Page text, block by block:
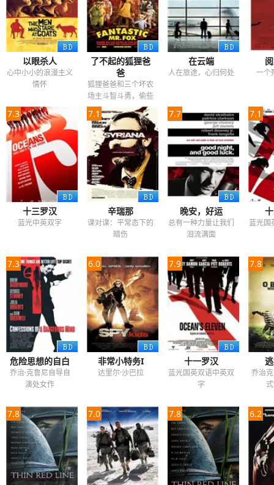
以眼杀人
心中小小的浪漫主义
情怀
了不起的狐狸爸
爸
狐狸爸爸和三个坏农
场主斗智斗勇，偷些
食物，来养活自己的
家庭
在云端
人在旅途，心归何处 一个
7.3
十三罗汉
蓝光中英双字
7.1
辛瑞那
谍对谍：平常态下的
暗伤
7.7
晚安，好运
总有一种力量让我们
泪流满面
7.1
蓝光国
7.3
危险思想的自白
乔治·克鲁尼自导自
演处女作
6.0
非常小特务I
达里尔·沙巴拉
7.9
十一罗汉
蓝光国英双语中英双
字
7.8
乔治
7.8 7.0 7.8 6.2